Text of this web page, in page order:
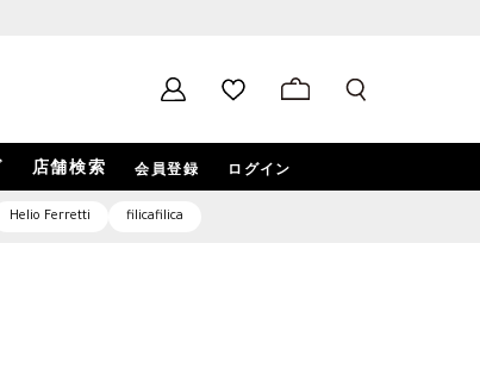
店舗検索 会員登録 ログイン
Helio Ferretti filicafilica